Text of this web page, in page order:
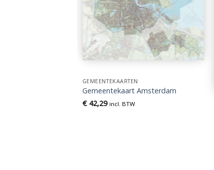
GEMEENTEKAARTEN
Gemeentekaart Amsterdam
€42,29 incl. BTW